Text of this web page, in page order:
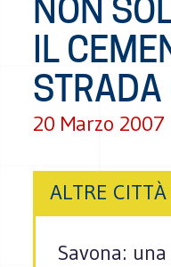
NON
IL
20 Marzo 2007
ALTRE
Savona: